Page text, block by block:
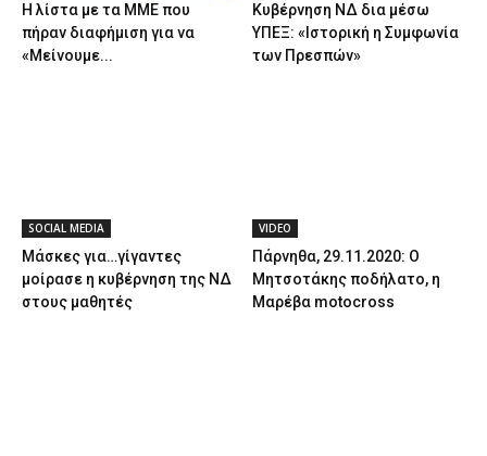
Η λίστα με τα ΜΜΕ που
πήραν διαφήμιση για να
«Μείνουμε...
Κυβέρνηση ΝΔ δια μέσω
ΥΠΕΞ: «Ιστορική η Συμφωνία
των Πρεσπών»
SOCIAL MEDIA
Μάσκες για…γίγαντες
μοίρασε η κυβέρνηση της ΝΔ
στους μαθητές
VIDEO
Πάρνηθα, 29.11.2020: Ο
Μητσοτάκης ποδήλατο, η
Μαρέβα motocross